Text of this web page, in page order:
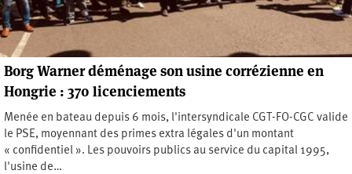
Borg Warner déménage son usine corrézienne en
Hongrie : 370 licenciements
Menée en bateau depuis 6 mois, l'intersyndicale CGT-FO-CGC valide
le PSE, moyennant des primes extra légales d'un montant
« confidentiel ». Les pouvoirs publics au service du capital 1995,
l'usine de…